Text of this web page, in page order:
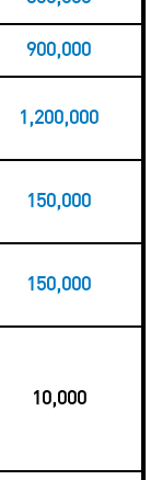
900,000
1,200,000
150,000
150,000
10,000